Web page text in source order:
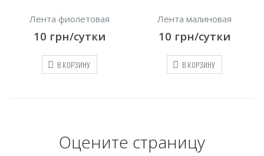
Лента фиолетовая
10 грн/сутки
В КОРЗИНУ
Лента малиновая
10 грн/сутки
В КОРЗИНУ
Оцените страницу